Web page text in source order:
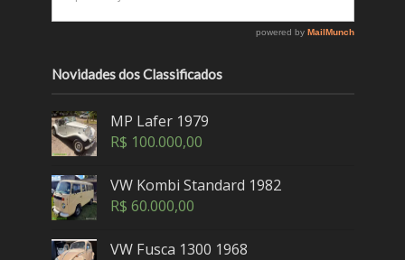
Novidades dos Classificados
MP Lafer 1979
R$ 100.000,00
VW Kombi Standard 1982
R$ 60.000,00
VW Fusca 1300 1968